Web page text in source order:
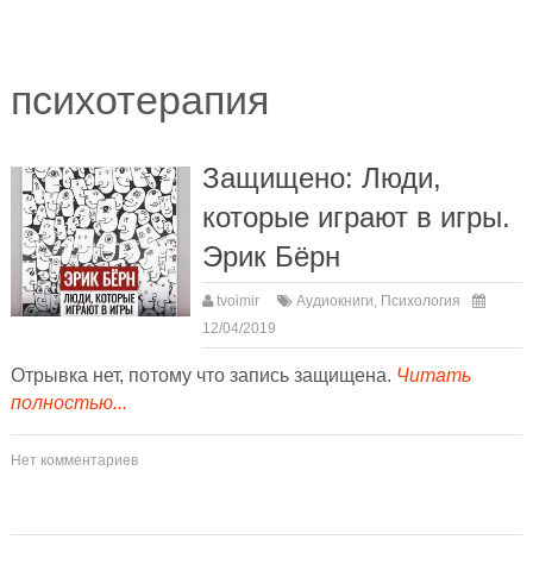
психотерапия
Защищено: Люди,
которые играют в игры.
Эрик Бёрн
tvoimir Аудиокниги, Психология
12/04/2019
Отрывка нет, потому что запись защищена. Читать
полностью...
Нет комментариев